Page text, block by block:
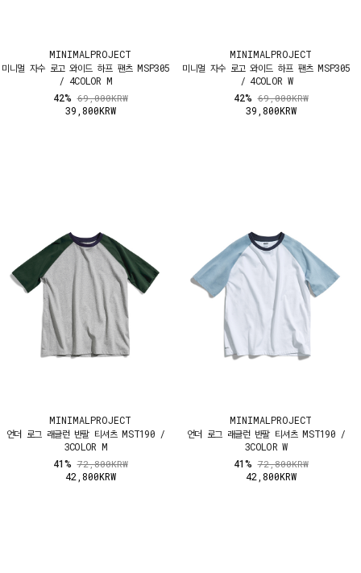
MINIMALPROJECT
미니멀 자수 로고 와이드 하프 팬츠 MSP305
/ 4COLOR M
42%69,000KRW
39,800KRW
MINIMALPROJECT
미니멀 자수 로고 와이드 하프 팬츠 MSP305
/ 4COLOR W
42%69,000KRW
39,800KRW
MINIMALPROJECT
언더 로그 래글런 반팔 티셔츠 MST190 /
3COLOR M
41%72,800KRW
42,800KRW
MINIMALPROJECT
언더 로그 래글런 반팔 티셔츠 MST190 /
3COLOR W
41%72,800KRW
42,800KRW